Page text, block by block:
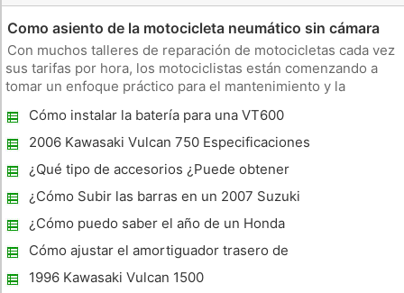
Como asiento de la motocicleta neumático sin cámara
Con muchos talleres de reparación de motocicletas cada vez
sus tarifas por hora, los motociclistas están comenzando a
tomar un enfoque práctico para el mantenimiento y la
de las tareas más comunes que se realizan en el hogar, un
trabajo basta
Cómo instalar la batería para una VT600
Shadow VLX
2006 Kawasaki Vulcan 750 Especificaciones
¿Qué tipo de accesorios ¿Puede obtener
una motocicleta Kawasaki Ninja?
¿Cómo Subir las barras en un 2007 Suzuki
GSX-R1000?
¿Cómo puedo saber el año de un Honda
Z50 ?
Cómo ajustar el amortiguador trasero de
una Harley Softail
1996 Kawasaki Vulcan 1500